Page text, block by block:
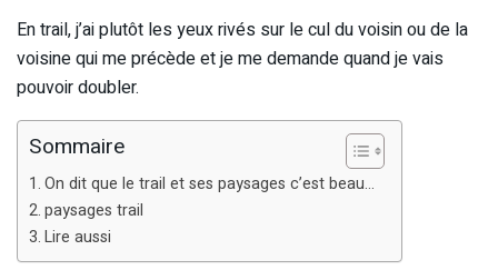
En trail, j’ai plutôt les yeux rivés sur le cul du voisin ou de la
voisine qui me précède et je me demande quand je vais
pouvoir doubler.
Sommaire
On dit que le trail et ses paysages c’est beau…
paysages trail
Lire aussi